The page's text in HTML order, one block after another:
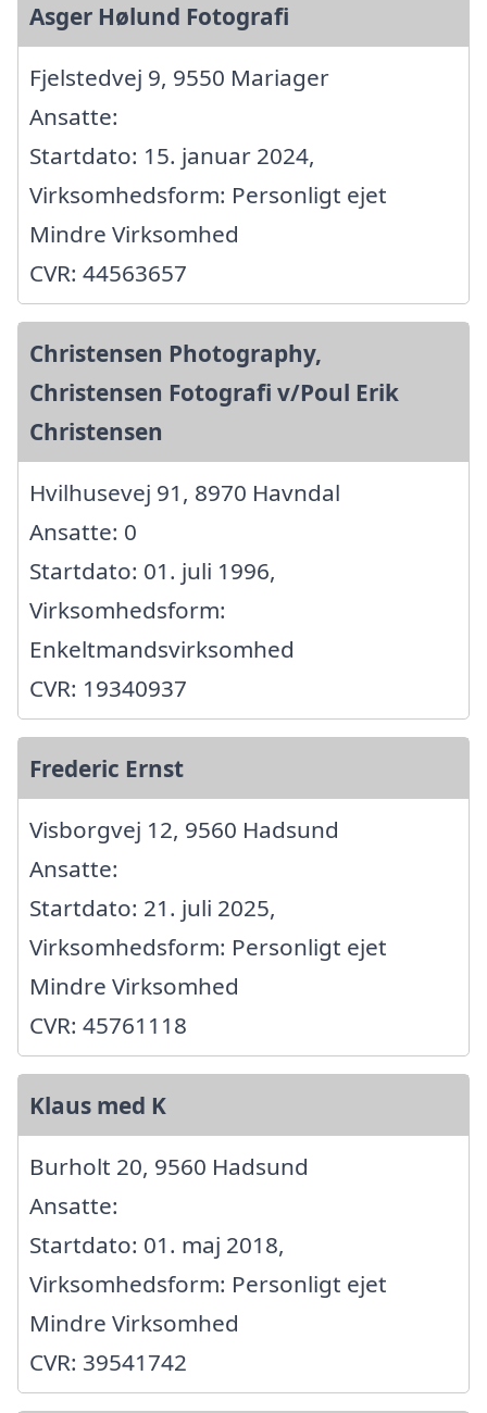
Asger Hølund Fotografi
Fjelstedvej 9, 9550 Mariager
Ansatte:
Startdato: 15. januar 2024,
Virksomhedsform: Personligt ejet
Mindre Virksomhed
CVR: 44563657
Christensen Photography,
Christensen Fotografi v/Poul Erik
Christensen
Hvilhusevej 91, 8970 Havndal
Ansatte: 0
Startdato: 01. juli 1996,
Virksomhedsform:
Enkeltmandsvirksomhed
CVR: 19340937
Frederic Ernst
Visborgvej 12, 9560 Hadsund
Ansatte:
Startdato: 21. juli 2025,
Virksomhedsform: Personligt ejet
Mindre Virksomhed
CVR: 45761118
Klaus med K
Burholt 20, 9560 Hadsund
Ansatte:
Startdato: 01. maj 2018,
Virksomhedsform: Personligt ejet
Mindre Virksomhed
CVR: 39541742